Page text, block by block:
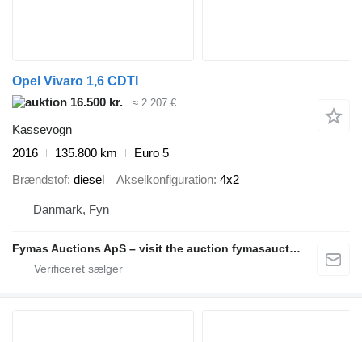
Opel Vivaro 1,6 CDTI
16.500 kr.
≈ 2.207 €
Kassevogn
2016
135.800 km
Euro 5
Brændstof diesel Akselkonfiguration 4x2
Danmark, Fyn
Fymas Auctions ApS – visit the auction fymasauctions.dk